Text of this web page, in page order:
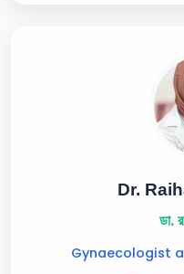
Dr.
ডা.
Gynaecologist